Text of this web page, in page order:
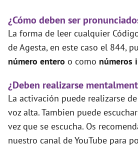
¿Cómo deben ser
La forma de leer cualquier
de Agesta, en este caso el 844,
número entero o como números
¿Deben realizarse
La activación puede realizarse
voz alta. Tambien puede
vez que se escucha. Os
nuestro canal de YouTube para